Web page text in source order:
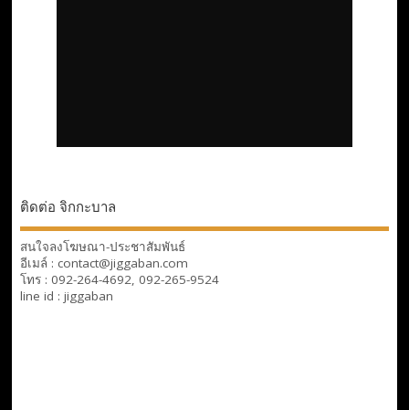
ติดต่อ จิกกะบาล
สนใจลงโฆษณา-ประชาสัมพันธ์
อีเมล์ : contact@jiggaban.com
โทร : 092-264-4692, 092-265-9524
line id : jiggaban